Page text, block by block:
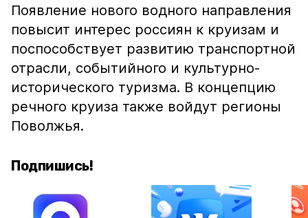
Появление нового водного направления
повысит интерес россиян к круизам и
поспособствует развитию транспортной
отрасли, событийного и культурно-
исторического туризма. В концепцию
речного круиза также войдут регионы
Поволжья.
Подпишись!